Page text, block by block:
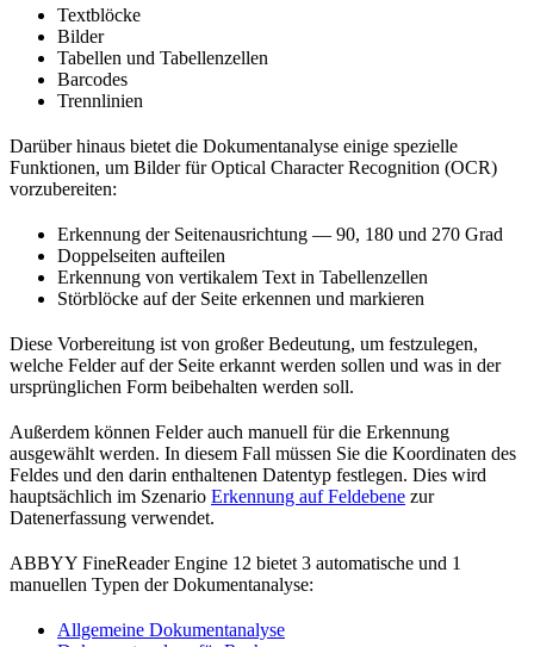
Textblöcke
Bilder
Tabellen und Tabellenzellen
Barcodes
Trennlinien
Darüber hinaus bietet die Dokumentanalyse einige spezielle
Funktionen, um Bilder für Optical Character Recognition (OCR)
vorzubereiten:
Erkennung der Seitenausrichtung — 90, 180 und 270 Grad
Doppelseiten aufteilen
Erkennung von vertikalem Text in Tabellenzellen
Störblöcke auf der Seite erkennen und markieren
Diese Vorbereitung ist von großer Bedeutung, um festzulegen,
welche Felder auf der Seite erkannt werden sollen und was in der
ursprünglichen Form beibehalten werden soll.
Außerdem können Felder auch manuell für die Erkennung
ausgewählt werden. In diesem Fall müssen Sie die Koordinaten des
Feldes und den darin enthaltenen Datentyp festlegen. Dies wird
hauptsächlich im Szenario Erkennung auf Feldebene zur
Datenerfassung verwendet.
ABBYY FineReader Engine 12 bietet 3 automatische und 1
manuellen Typen der Dokumentanalyse:
Allgemeine Dokumentanalyse